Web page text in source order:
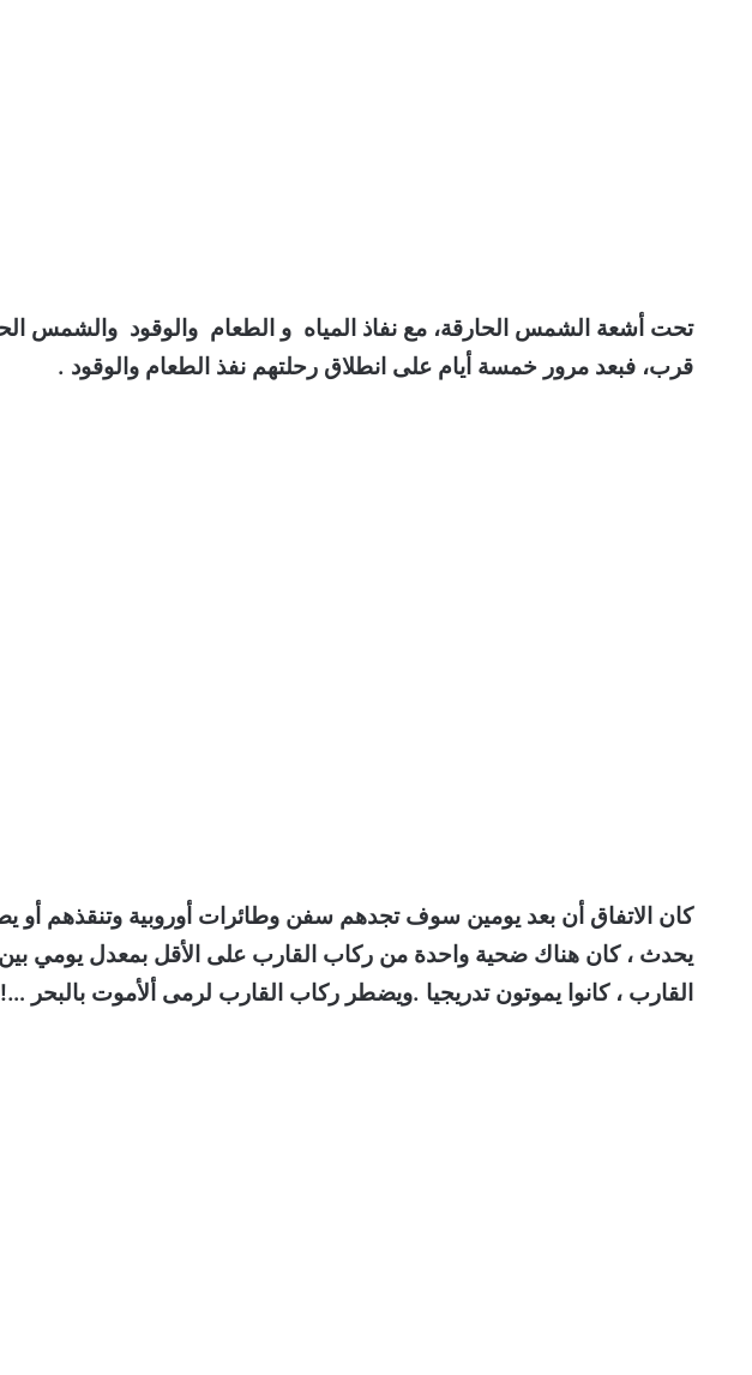
تحت أشعة الشمس الحارقة، مع نفاذ المياه و الطعام والوقود والشمس
قرب، فبعد مرور خمسة أيام على انطلاق رحلتهم نفذ الطعام والوقود .
كان الاتفاق أن بعد يومين سوف تجدهم سفن وطائرات أوروبية وتنقذهم أو
يحدث ، كان هناك ضحية واحدة من ركاب القارب على الأقل بمعدل يومي
القارب ، كانوا يموتون تدريجيا .ويضطر ركاب القارب لرمى ألأموت بالبحر